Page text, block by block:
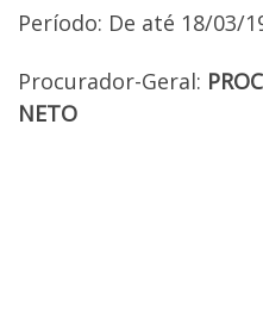
Período: De até 18/03/
Procurador-Geral:
NETO